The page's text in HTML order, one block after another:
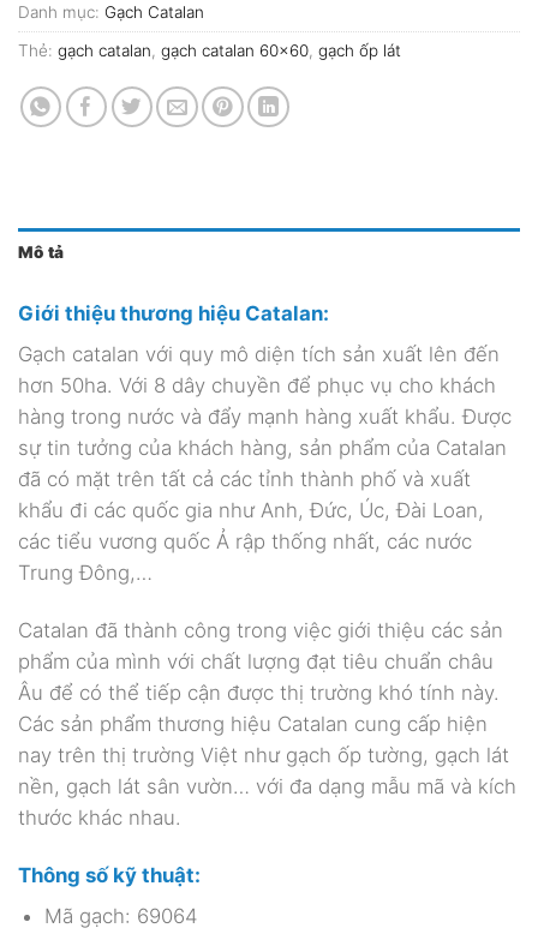
Danh mục: Gạch Catalan
Thẻ: gạch catalan, gạch catalan 60x60, gạch ốp lát
Mô tả
Giới thiệu thương hiệu Catalan:
Gạch catalan với quy mô diện tích sản xuất lên đến
hơn 50ha. Với 8 dây chuyền để phục vụ cho khách
hàng trong nước và đẩy mạnh hàng xuất khẩu. Được
sự tin tưởng của khách hàng, sản phẩm của Catalan
đã có mặt trên tất cả các tỉnh thành phố và xuất
khẩu đi các quốc gia như Anh, Đức, Úc, Đài Loan,
các tiểu vương quốc Ả rập thống nhất, các nước
Trung Đông,…
Catalan đã thành công trong việc giới thiệu các sản
phẩm của mình với chất lượng đạt tiêu chuẩn châu
Âu để có thể tiếp cận được thị trường khó tính này.
Các sản phẩm thương hiệu Catalan cung cấp hiện
nay trên thị trường Việt như gạch ốp tường, gạch lát
nền, gạch lát sân vườn… với đa dạng mẫu mã và kích
thước khác nhau.
Thông số kỹ thuật:
Mã gạch: 69064